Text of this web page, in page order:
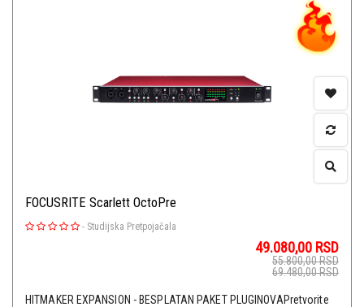
FOCUSRITE Scarlett OctoPre
- Studijska Pretpojačala
49.080,00 RSD
55.800,00RSD
69.480,00RSD
HITMAKER EXPANSION - BESPLATAN PAKET PLUGINOVAPretvorite